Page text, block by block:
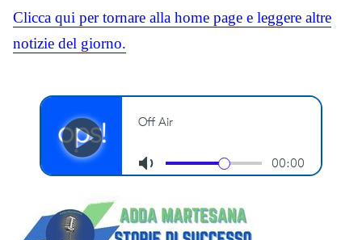
Clicca qui per tornare alla home page e leggere altre
notizie del giorno.